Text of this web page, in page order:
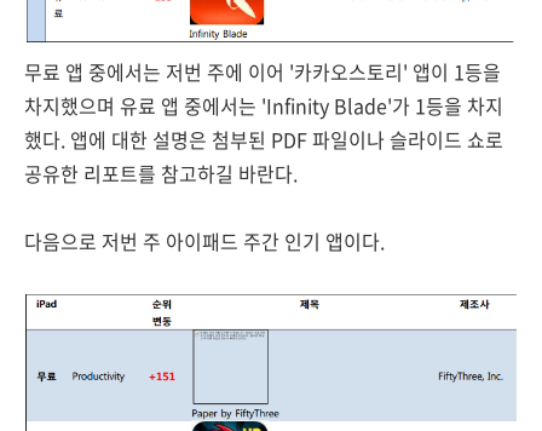
무료 앱 중에서는 저번 주에 이어 '카카오스토리' 앱이 1등을
차지했으며 유료 앱 중에서는 'Infinity Blade'가 1등을 차지
했다. 앱에 대한 설명은 첨부된 PDF 파일이나 슬라이드 쇼로
공유한 리포트를 참고하길 바란다.
다음으로 저번 주 아이패드 주간 인기 앱이다.